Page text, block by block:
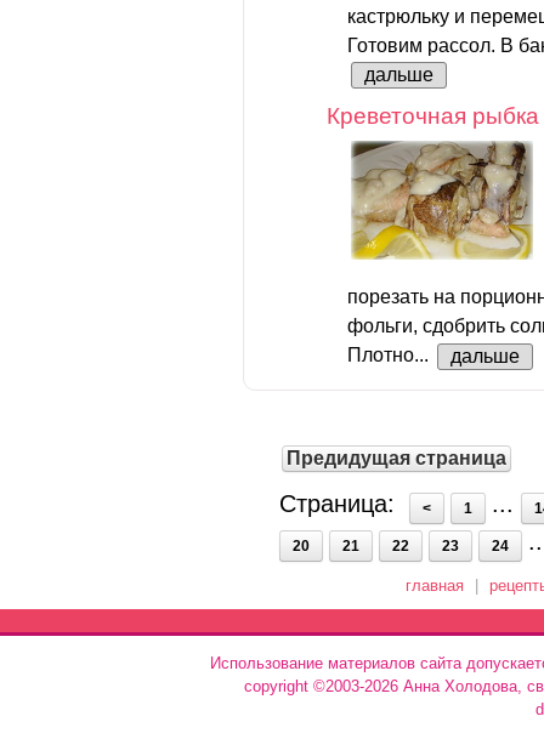
кастрюльку и
Готовим рассол. В
дальше
Креветочная
порезать на
фольги, сдобрить
Плотно...
дальше
Предидущая страница
Страница: < 1 ...
20 21 22 23 24
главная
Использование материалов сайта
copyright ©2003-2026 Анна Холодова,